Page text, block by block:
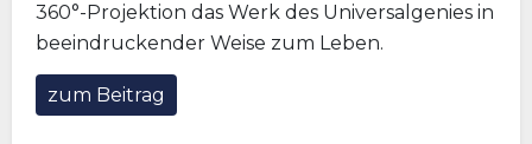
360°-Projektion das Werk des Universalgenies in
beeindruckender Weise zum Leben.
zum Beitrag